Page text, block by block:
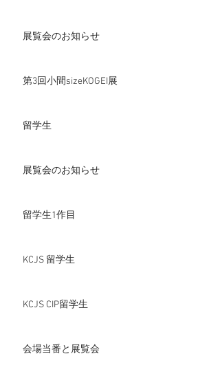
展覧会のお知らせ
第3回小間sizeKOGEI展
留学生
展覧会のお知らせ
留学生1作目
KCJS 留学生
KCJS CIP留学生
会場当番と展覧会